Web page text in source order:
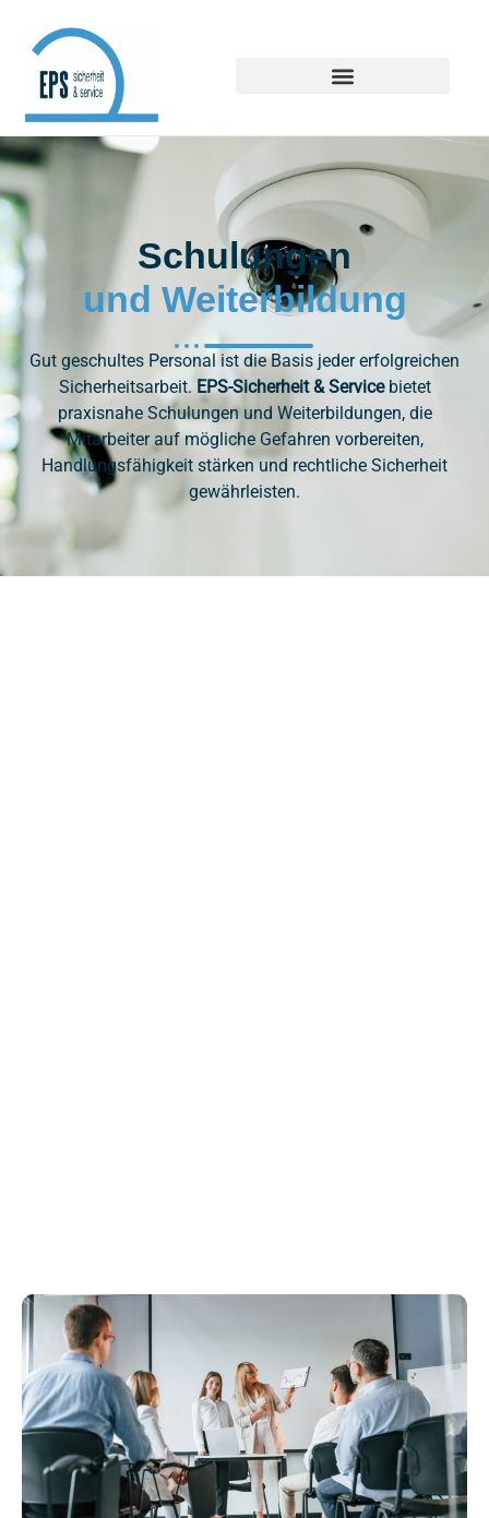
Schulungen
und Weiterbildung
Gut geschultes Personal ist die Basis jeder erfolgreichen
Sicherheitsarbeit. EPS-Sicherheit & Servicebietet
praxisnahe Schulungen und Weiterbildungen, die
Mitarbeiter auf mögliche Gefahren vorbereiten,
Handlungsfähigkeit stärken und rechtliche Sicherheit
gewährleisten.